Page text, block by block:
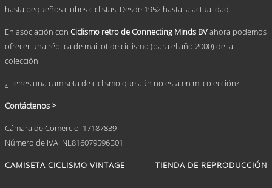
página
producto
hasta pequeños clubes ciclistas. Desde 1952 hasta la actualidad.
En asociación con Ciclismo retro de Connecting Minds BVahora podemos
ofrecer una réplica de maillot de ciclismo (para el año 2000) de la
colección.
¿Tienes una camiseta de ciclismo que aún no está en mi colección?
Contáctenos >
Cámara de Comercio: 17187839
Número de IVA: NL816079596B01
CAMISETA CICLISMO VINTAGE TIENDA DE REPRODUCCIÓN